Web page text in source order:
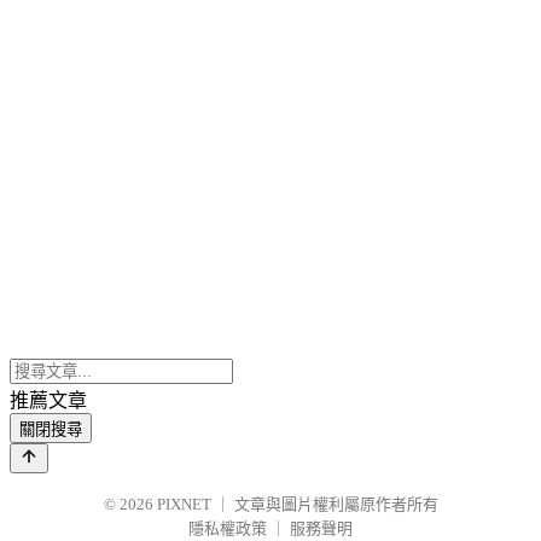
推薦文章
關閉搜尋
© 2026 PIXNET
文章與圖片權利屬原作者所有
隱私權政策
服務聲明